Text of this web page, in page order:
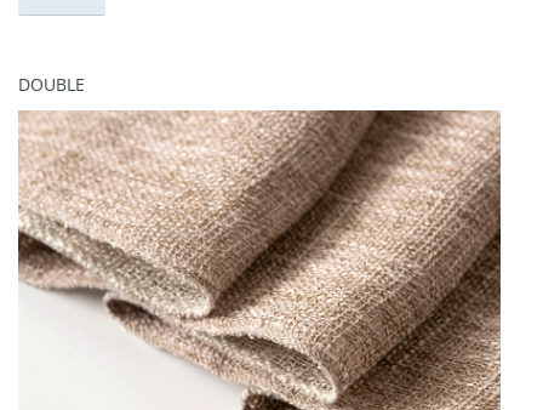
DOUBLE